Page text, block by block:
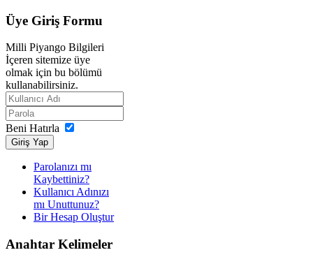
Üye Giriş Formu
Milli Piyango Bilgileri
İçeren sitemize üye
olmak için bu bölümü
kullanabilirsiniz.
Beni Hatırla
Giriş Yap
Parolanızı mı
Kaybettiniz?
Kullanıcı Adınızı
mı Unuttunuz?
Bir Hesap Oluştur
Anahtar Kelimeler